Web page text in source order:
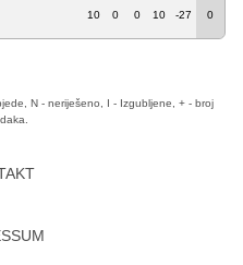
10 0 0 10 -27 0
N - neriješeno, I - Izgubljene, + - broj